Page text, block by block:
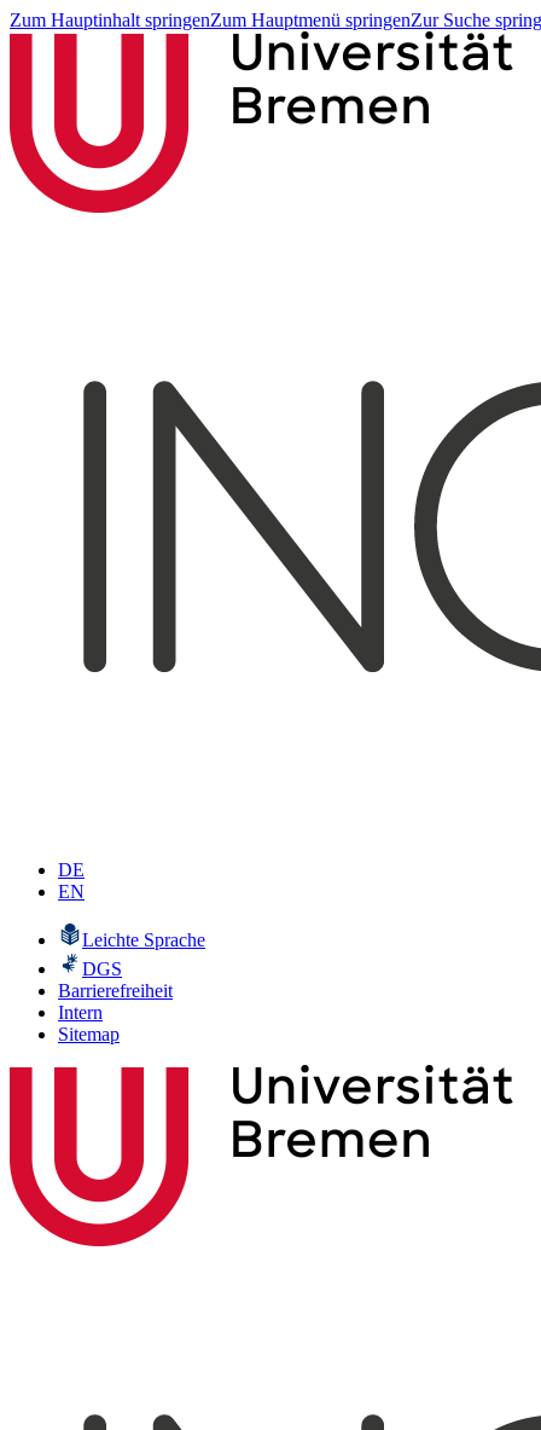
Zum Hauptinhalt springenZum Hauptmenü springenZur Suche
DE
EN
Leichte Sprache
DGS
Barrierefreiheit
Intern
Sitemap